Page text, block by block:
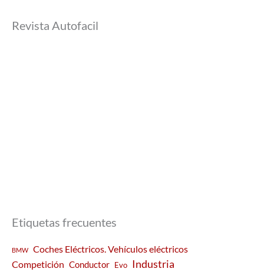
Revista Autofacil
Etiquetas frecuentes
BMW
Coches Eléctricos. Vehículos eléctricos
Competición Conductor Evo Industria